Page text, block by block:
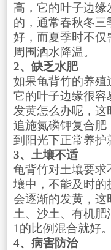
高，它的叶子边
的，通常春秋冬
好，而夏季时不仅
周围洒水降温。
2、缺乏水肥
如果龟背竹的养殖
它的叶子边缘很容
发黄怎么办呢，
追施氮磷钾复合肥
到阳光下正常养护
3、土壤不适
龟背竹对土壤要求
壤中，不能及时的
会逐渐的发黄，这
土、沙土、有机肥
1的比例混合就好。
4、病害防治